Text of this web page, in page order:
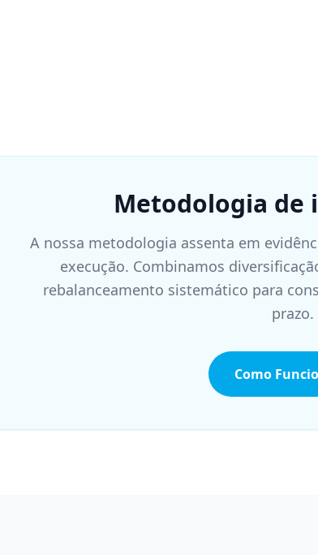
Metodologia de
A nossa metodologia assenta em
execução. Combinamos
rebalanceamento sistemático para
prazo.
Como